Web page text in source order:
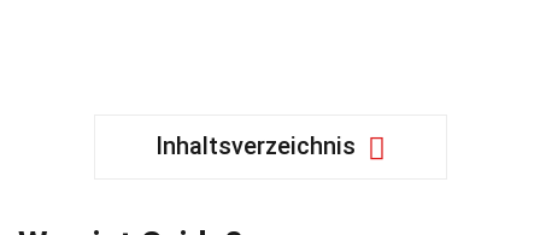
Inhaltsverzeichnis